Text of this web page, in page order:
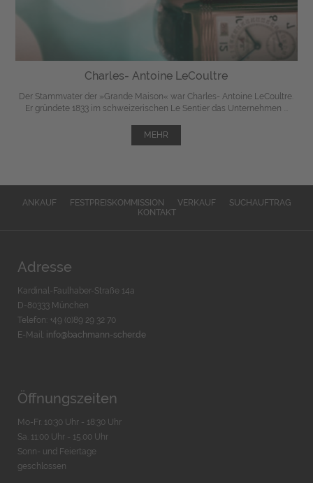
Charles- Antoine LeCoultre
Der Stammvater der »Grande Maison« war Charles- Antoine LeCoultre.
Er gründete 1833 im schweizerischen Le Sentier das Unternehmen ...
MEHR
ANKAUF FESTPREISKOMMISSION VERKAUF
SUCHAUFTRAG
KONTAKT
Adresse
Kardinal-Faulhaber-Straße 14a
D-80333 München
Telefon: +49 (0)89 29 32 70
E-Mail: info@bachmann-scher.de
Öffnungszeiten
Mo-Fr. 10:30 Uhr - 18:30 Uhr
Sa. 11:00 Uhr - 15.00 Uhr
Sonn- und Feiertage
geschlossen